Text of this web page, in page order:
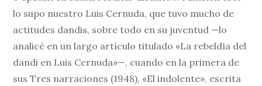
lo supo nuestro Luis Cernuda, que tuvo mucho de
actitudes dandis, sobre todo en su juventud —lo
analicé en un largo artículo titulado «La rebeldía del
dandi en Luis Cernuda»—, cuando en la primera de
sus Tres narraciones (1948), «El indolente», escrita